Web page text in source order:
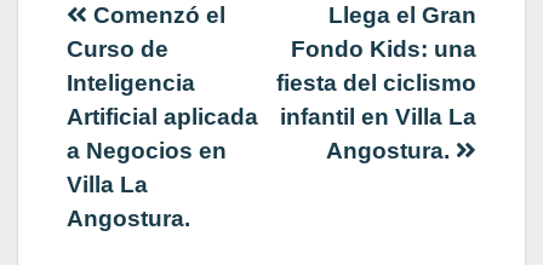
Navegación
de
entradas
Llega el Gran
Fondo Kids: una
fiesta del ciclismo
infantil en Villa La
Angostura.
Comenzó el
Curso de
Inteligencia
Artificial aplicada
a Negocios en
Villa La
Angostura.